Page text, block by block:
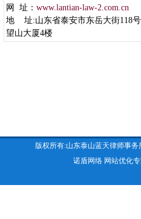
网 址： www.lantian-law-2.com.cn
地 址:山东省泰安市东岳大街118号
望山大厦4楼
版权所有:山东泰山蓝天律师事务
诺盾网络 网站优化